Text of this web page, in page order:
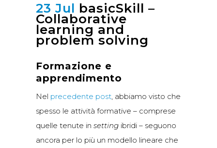
23 Jul basicSkill –
Collaborative
learning and
problem solving
Formazione e
apprendimento
Nel precedente post, abbiamo visto che
spesso le attività formative – comprese
quelle tenute in setting ibridi – seguono
ancora per lo più un modello lineare che